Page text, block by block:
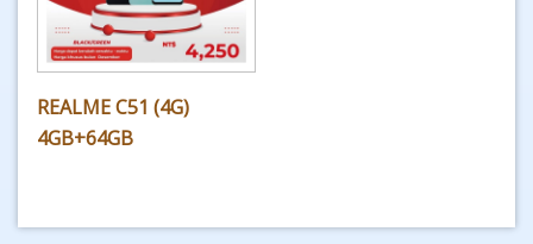
REALME C51 (4G)
4GB+64GB